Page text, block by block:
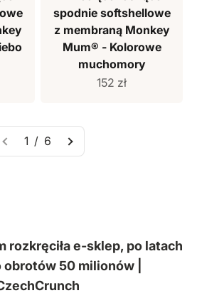
spodnie softshellowe
z membraną Monkey
Mum® - Kolorowe
muchomory
Cena sprzedaży
152 zł
1 / 6
rozkręciła e-sklep, po latach
obrotów 50 milionów |